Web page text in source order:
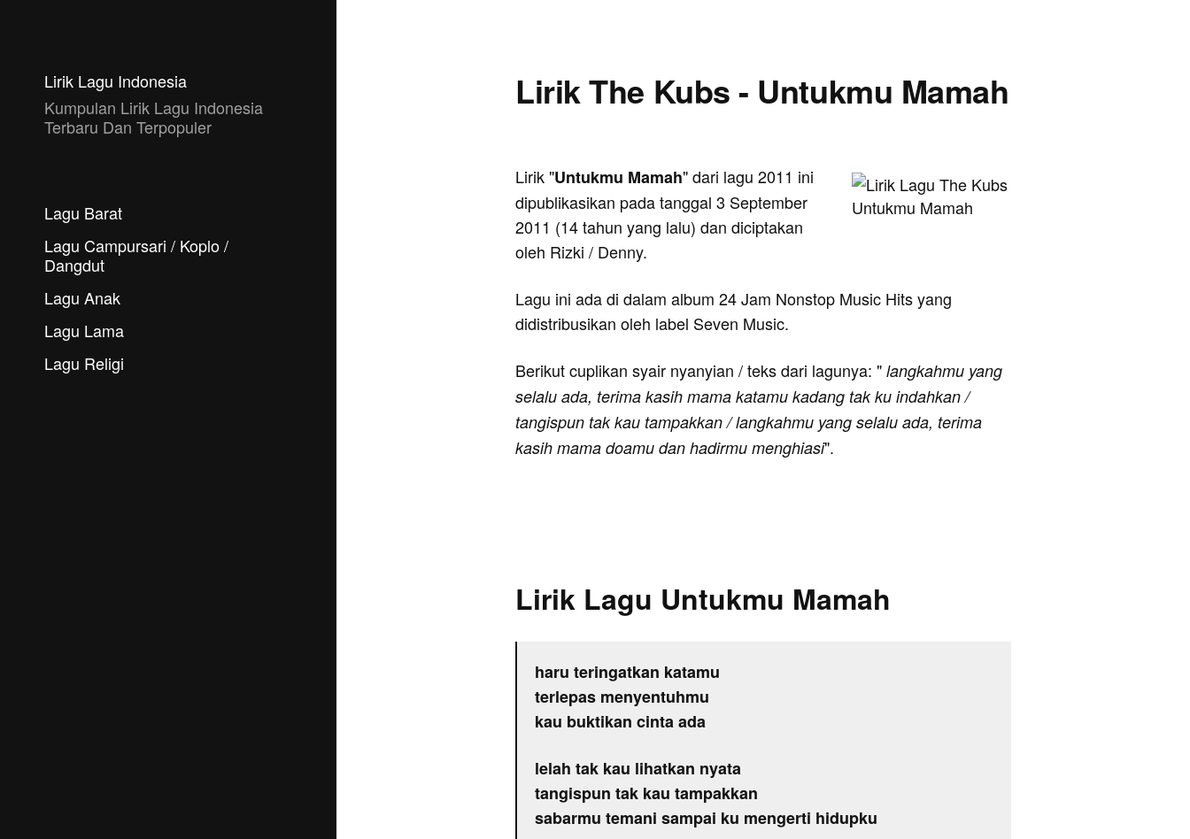
Lirik Lagu Indonesia
Kumpulan Lirik Lagu Indonesia
Terbaru Dan Terpopuler
Lagu Barat
Lagu Campursari / Koplo /
Dangdut
Lagu Anak
Lagu Lama
Lagu Religi
Lirik The Kubs - Untukmu Mamah
Lirik "Untukmu Mamah" dari lagu 2011 ini
dipublikasikan pada tanggal 3 September
2011 (14 tahun yang lalu) dan diciptakan
oleh Rizki / Denny.
Lagu ini ada di dalam album 24 Jam Nonstop Music Hits yang
didistribusikan oleh label Seven Music.
Berikut cuplikan syair nyanyian / teks dari lagunya: " langkahmu yang
selalu ada, terima kasih mama katamu kadang tak ku indahkan /
tangispun tak kau tampakkan / langkahmu yang selalu ada, terima
kasih mama doamu dan hadirmu menghiasi".
Lirik Lagu Untukmu Mamah
haru teringatkan katamu
terlepas menyentuhmu
kau buktikan cinta ada
lelah tak kau lihatkan nyata
tangispun tak kau tampakkan
sabarmu temani sampai ku mengerti hidupku